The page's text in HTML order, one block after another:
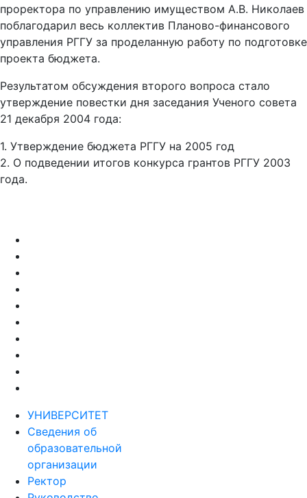
проректора по управлению имуществом А.В. Николаев
поблагодарил весь коллектив Планово-финансового
управления РГГУ за проделанную работу по подготовке
проекта бюджета.
Результатом обсуждения второго вопроса стало
утверждение повестки дня заседания Ученого совета
21 декабря 2004 года:
1. Утверждение бюджета РГГУ на 2005 год
2. О подведении итогов конкурса грантов РГГУ 2003
года.
УНИВЕРСИТЕТ
Сведения об
образовательной
организации
Ректор